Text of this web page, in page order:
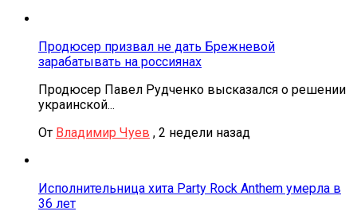
Продюсер призвал не дать Брежневой
зарабатывать на россиянах
Продюсер Павел Рудченко высказался о решении
украинской...
От Владимир Чуев , 2 недели назад
Исполнительница хита Party Rock Anthem умерла в
36 лет